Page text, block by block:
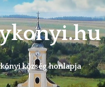
község honlapja